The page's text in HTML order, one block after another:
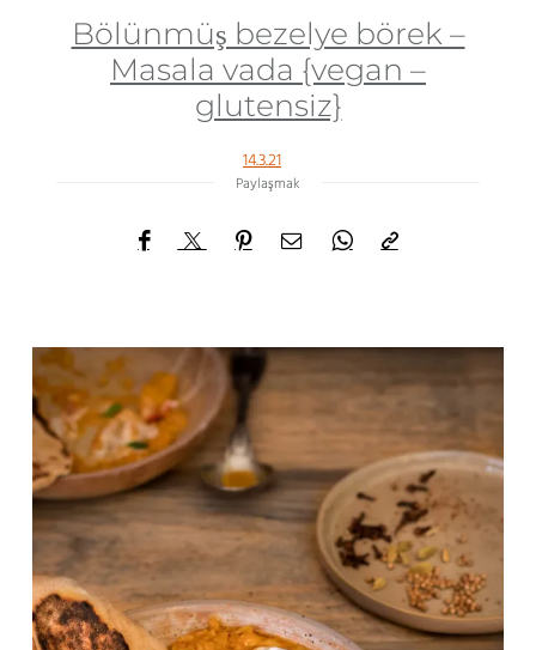
Bölünmüş bezelye börek –
Masala vada {vegan –
glutensiz}
14.3.21
Paylaşmak